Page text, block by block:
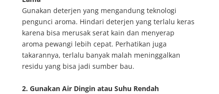
Gunakan deterjen yang mengandung teknologi
pengunci aroma. Hindari deterjen yang terlalu keras
karena bisa merusak serat kain dan menyerap
aroma pewangi lebih cepat. Perhatikan juga
takarannya, terlalu banyak malah meninggalkan
residu yang bisa jadi sumber bau.
2. Gunakan Air Dingin atau Suhu Rendah